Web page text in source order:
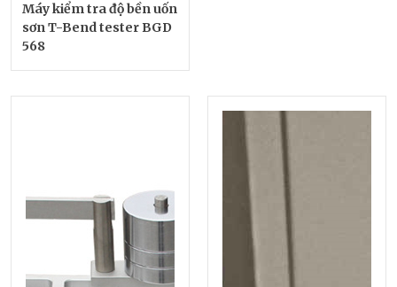
Máy kiểm tra độ bền uốn
sơn T-Bend tester BGD
568